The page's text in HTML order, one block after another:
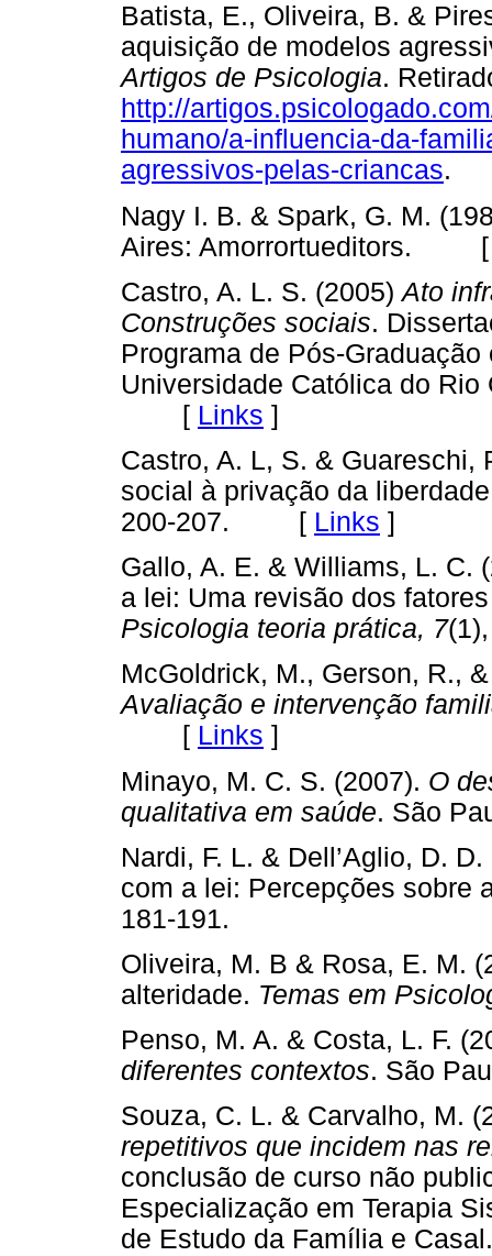
Batista, E., Oliveira, B. &
aquisição de modelos
Artigos de Psicologia.
http://
humano/a-influencia-da-
agressivos-pelas-criancas.
Nagy I. B. & Spark, G. M.
Aires: Amorrortueditors.
Castro, A. L. S. (2005)Ato
Construções sociais.
Programa de Pós-
Universidade Católica do
[ Links ]
Castro, A. L, S. & Guareschi,
social à privação da
200-207. [ Links ]
Gallo, A. E. & Williams, L. C.
a lei: Uma revisão dos
Psicologia teoria prática, 7
McGoldrick, M., Gerson, R.,
Avaliação e intervenção
[ Links ]
Minayo, M. C. S. (2007). O
qualitativa em saúde. São
Nardi, F. L. & Dell’Aglio, D.
com a lei: Percepções sobre
181-191.
Oliveira, M. B & Rosa, E. M.
alteridade. Temas em
Penso, M. A. & Costa, L. F.
diferentes contextos. São
Souza, C. L. & Carvalho, M.
repetitivos que incidem nas
conclusão de curso não
Especialização em Terapia
de Estudo da Família e